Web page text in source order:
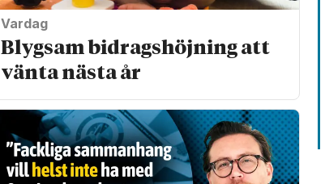
Vardag
Blygsam bidrags­höjning att
vänta nästa år